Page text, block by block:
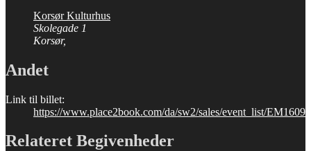
Korsør Kulturhus
Skolegade 1
Korsør,
Andet
Link til billet:
https://www.place2book.com/da/sw2/sales/event_list/EM1609
Relateret Begivenheder